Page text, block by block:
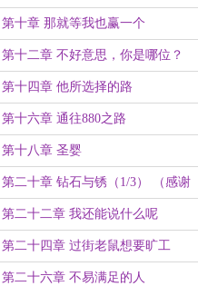
第十章 那就等我也赢一个
第十二章 不好意思，你是哪位？
第十四章 他所选择的路
第十六章 通往880之路
第十八章 圣婴
第二十章 钻石与锈（1/3） （感谢
紫夜长情的盟主赏）
第二十二章 我还能说什么呢
第二十四章 过街老鼠想要旷工
第二十六章 不易满足的人